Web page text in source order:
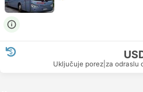
Uključuje porez za odraslu